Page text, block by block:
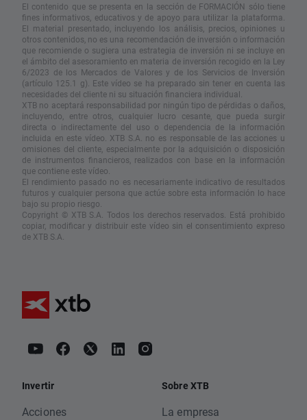
El contenido que se presenta en la sección de FORMACIÓN sólo tiene
fines informativos, educativos y de apoyo para utilizar la plataforma.
El material presentado, incluyendo los análisis, precios, opiniones u
otros contenidos, no es una recomendación de inversión o información
que recomiende o sugiera una estrategia de inversión ni se incluye en
el ámbito del asesoramiento en materia de inversión recogido en la Ley
6/2023 de los Mercados de Valores y de los Servicios de Inversión
(artículo 125.1 g). Este vídeo se ha preparado sin tener en cuenta las
necesidades del cliente ni su situación financiera individual.
XTB no aceptará responsabilidad por ningún tipo de pérdidas o daños,
incluyendo, entre otros, cualquier lucro cesante, que pueda surgir
directa o indirectamente del uso o dependencia de la información
incluida en este vídeo. XTB S.A. no es responsable de las acciones u
omisiones del cliente, especialmente por la adquisición o disposición
de instrumentos financieros, realizados con base en la información
que contiene este vídeo.
El rendimiento pasado no es necesariamente indicativo de resultados
futuros y cualquier persona que actúe sobre esta información lo hace
bajo su propio riesgo.
Copyright © XTB S.A. Todos los derechos reservados. Está prohibido
copiar, modificar y distribuir este vídeo sin el consentimiento expreso
de XTB S.A.
Invertir
Acciones
Sobre XTB
La empresa